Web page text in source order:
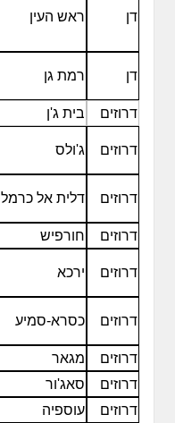
דן ראש העין
דן רמת גן
דרוזים
בית ג'ן
דרוזים ג'ולס
דרוזים דלית אל כרמל
דרוזים
חורפיש
דרוזים ירכא
דרוזים כסרא-סמיע
דרוזים
מגאר
דרוזים
סאג'ור
דרוזים
עוספיה